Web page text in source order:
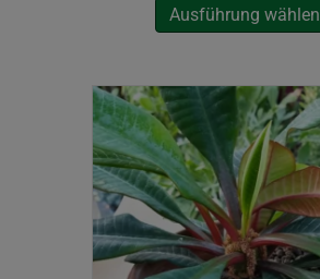
Ausführung wählen